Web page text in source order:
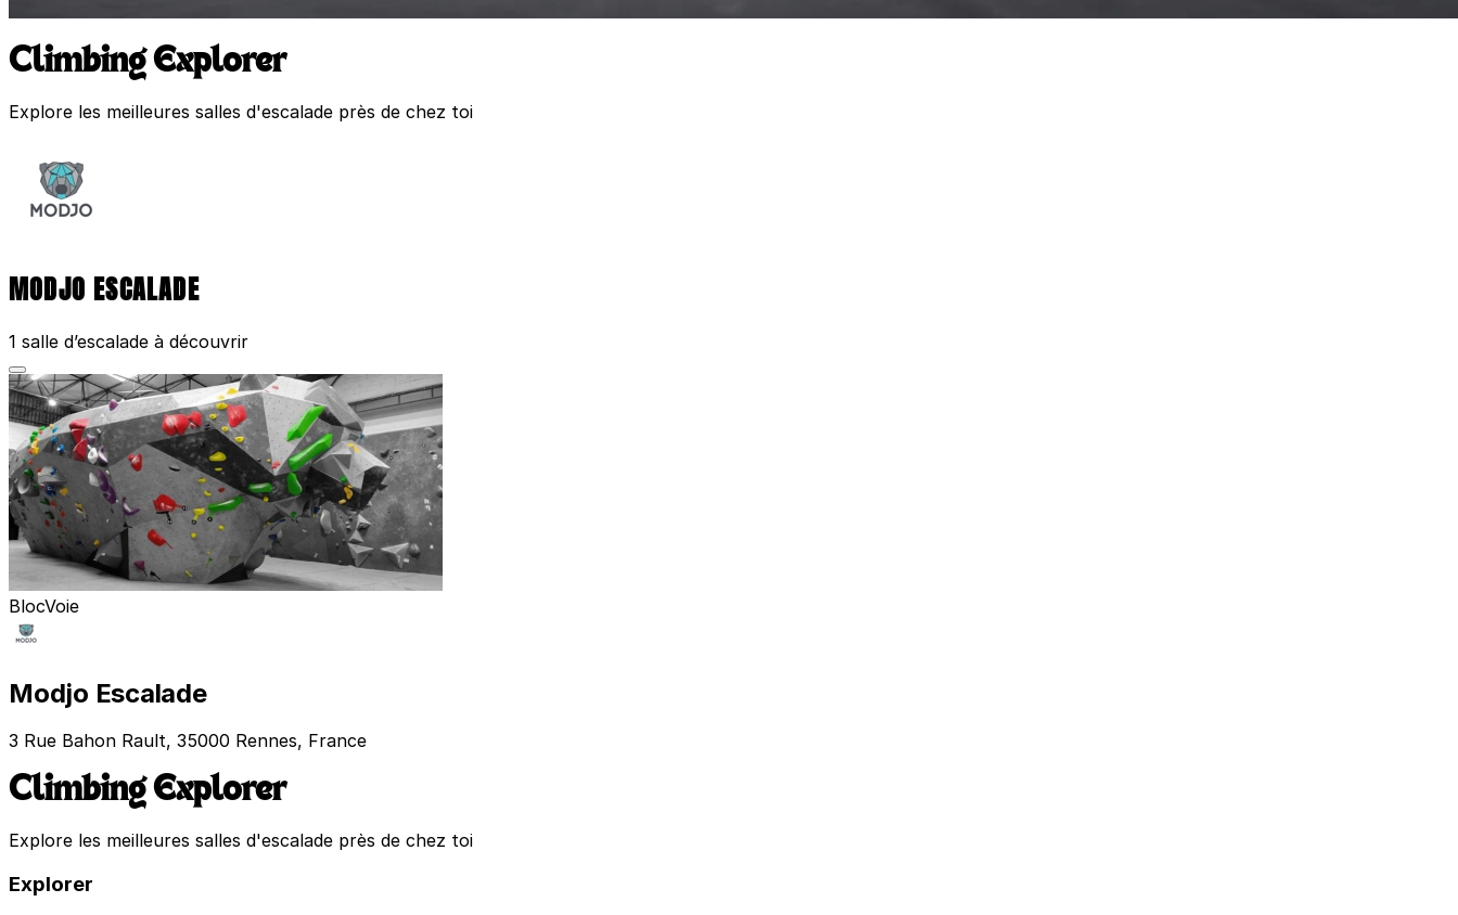
Climbing Explorer
Explore les meilleures salles d'escalade près de chez toi
MODJO ESCALADE
1 salle d’escalade à découvrir
BlocVoie
Modjo Escalade
3 Rue Bahon Rault, 35000 Rennes, France
Climbing Explorer
Explore les meilleures salles d'escalade près de chez toi
Explorer